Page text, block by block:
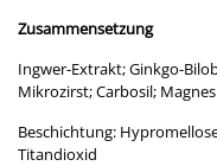
Zusammensetzung
Ingwer-Extrakt; Ginkgo-
Mikrozirst; Carbosil;
Beschichtung:
Titandioxid